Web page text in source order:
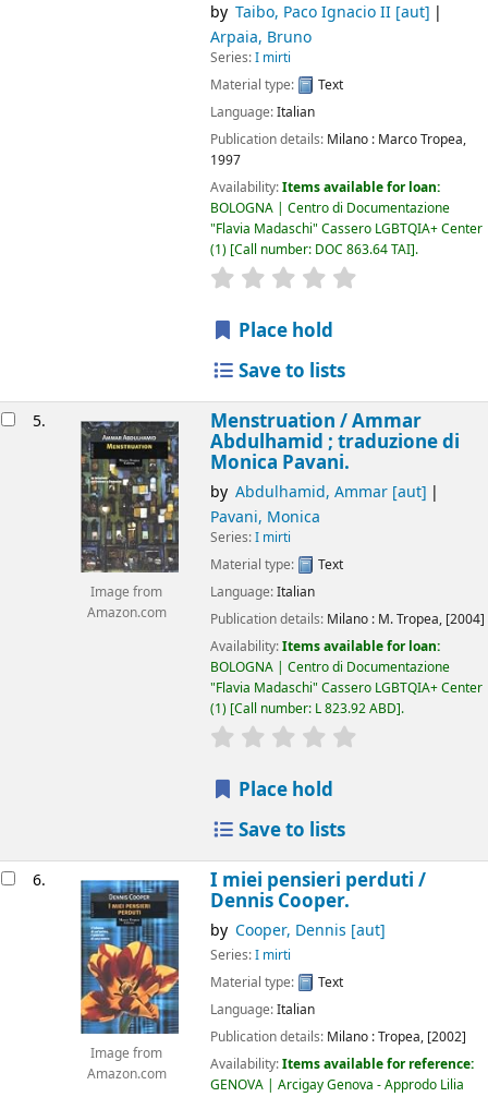
by Taibo, Paco Ignacio II[aut]
Arpaia, Bruno
Series:I mirti
Material type:
Text
Language:Italian
Publication details: Milano : Marco Tropea,
1997
Availability:Items available for loan:
BOLOGNA | Centro di Documentazione
"Flavia Madaschi" Cassero LGBTQIA+ Center
(1) Call number: DOC 863.64 TAI .
star rating
Place hold
Save to lists
5.
Image from
Amazon.com
Menstruation /Ammar
Abdulhamid ; traduzione di
Monica Pavani.
by Abdulhamid, Ammar[aut]
Pavani, Monica
Series:I mirti
Material type:
Text
Language:Italian
Publication details: Milano : M. Tropea, [2004]
Availability:Items available for loan:
BOLOGNA | Centro di Documentazione
"Flavia Madaschi" Cassero LGBTQIA+ Center
(1) Call number: L 823.92 ABD .
star rating
Place hold
Save to lists
6.
Image from
Amazon.com
I miei pensieri perduti /
Dennis Cooper.
by Cooper, Dennis [aut]
Series:I mirti
Material type:
Text
Language:Italian
Publication details: Milano :Tropea, [2002]
Availability:Items available for reference:
GENOVA | Arcigay Genova - Approdo Lilia